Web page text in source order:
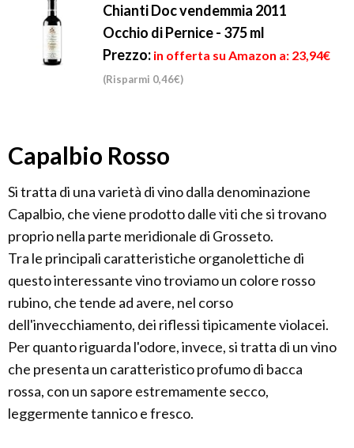
Chianti Doc vendemmia 2011
Occhio di Pernice - 375 ml
Prezzo: in offerta su Amazon a: 23,94€
(Risparmi 0,46€)
Capalbio Rosso
Si tratta di una varietà di vino dalla denominazione
Capalbio, che viene prodotto dalle viti che si trovano
proprio nella parte meridionale di Grosseto.
Tra le principali caratteristiche organolettiche di
questo interessante vino troviamo un colore rosso
rubino, che tende ad avere, nel corso
dell'invecchiamento, dei riflessi tipicamente violacei.
Per quanto riguarda l'odore, invece, si tratta di un vino
che presenta un caratteristico profumo di bacca
rossa, con un sapore estremamente secco,
leggermente tannico e fresco.